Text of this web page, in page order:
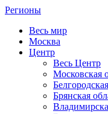
Регионы
Весь мир
Москва
Центр
Весь Центр
Московская
Брянская